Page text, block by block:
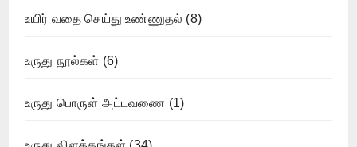
உயிர் வதை செய்து உண்ணுதல் (8)
உருது நூல்கள் (6)
உருது பொருள் அட்டவணை (1)